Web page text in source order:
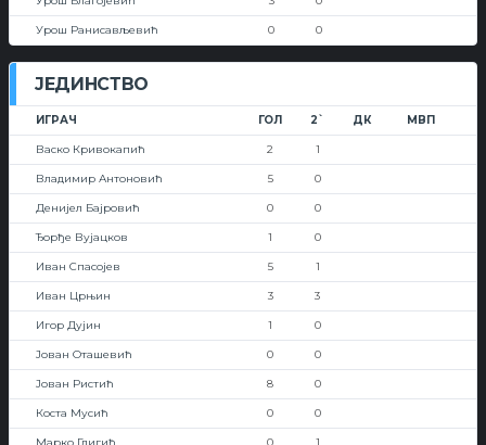
Урош Ранисављевић 0 0
ЈЕДИНСТВО
ИГРАЧ ГОЛ 2` ДК МВП
Васко Кривокапић 2 1
Владимир Антоновић 5 0
Денијел Бајровић 0 0
Ђорђе Вујацков 1 0
Иван Спасојев 5 1
Иван Црњин 3 3
Игор Дујин 1 0
Јован Оташевић 0 0
Јован Ристић 8 0
Коста Мусић 0 0